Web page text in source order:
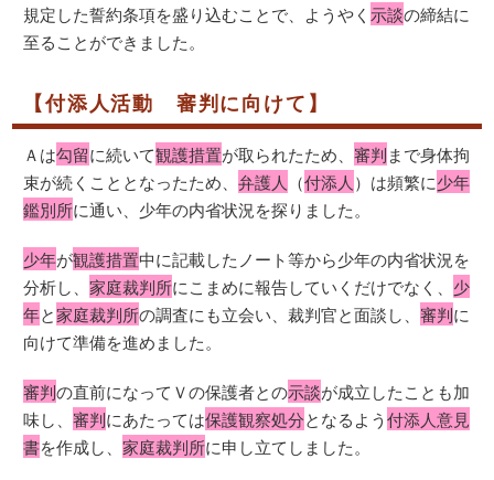
規定した誓約条項を盛り込むことで、ようやく示談の締結に
至ることができました。
【付添人活動 審判に向けて】
Ａは勾留に続いて観護措置が取られたため、審判まで身体拘
束が続くこととなったため、弁護人 （付添人）は頻繁に少年
鑑別所に通い、少年の内省状況を探りました。
少年が観護措置中に記載したノート等から少年の内省状況を
分析し、家庭裁判所にこまめに報告していくだけでなく、 少
年と家庭裁判所の調査にも立会い、裁判官と面談し、審判に
向けて準備を進めました。
審判の直前になってＶの保護者との示談が成立したことも加
味し、審判にあたっては保護観察処分となるよう付添人意見
書を作成し、家庭裁判所に申し立てしました。